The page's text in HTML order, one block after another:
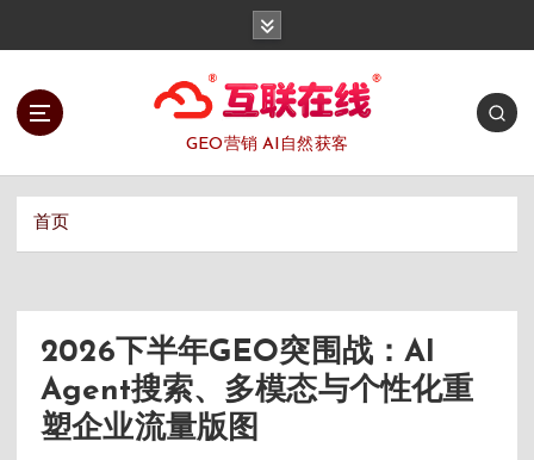
GEO营销 AI自然获客
首页
2026下半年GEO突围战：AI
Agent搜索、多模态与个性化重
塑企业流量版图